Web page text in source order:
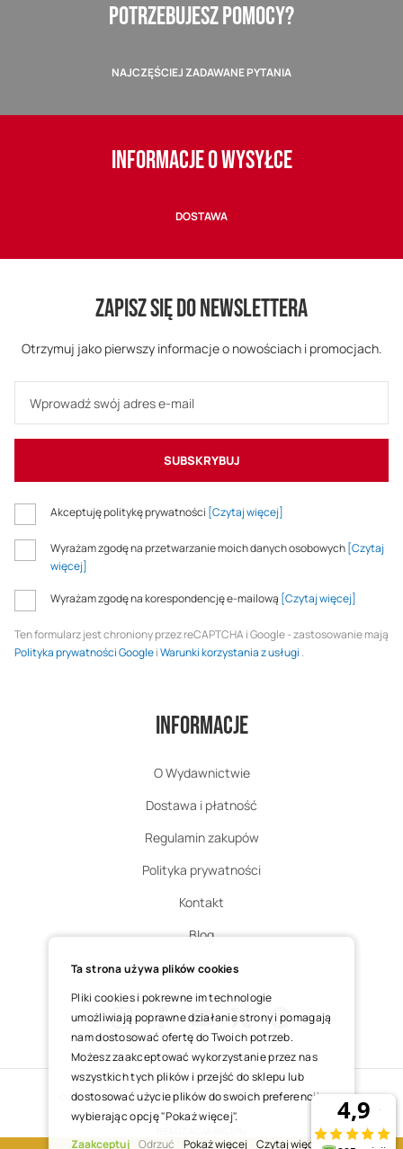
POTRZEBUJESZ POMOCY?
NAJCZĘŚCIEJ ZADAWANE PYTANIA
INFORMACJE O WYSYŁCE
DOSTAWA
ZAPISZ SIĘ DO NEWSLETTERA
Otrzymuj jako pierwszy informacje o nowościach i promocjach.
SUBSKRYBUJ
Akceptuję politykę prywatności [Czytaj więcej]
Wyrażam zgodę na przetwarzanie moich danych osobowych[Czytaj
więcej]
Wyrażam zgodę na korespondencję e-mailową [Czytaj więcej]
Ten formularz jest chroniony przez reCAPTCHA i Google - zastosowanie mają
Polityka prywatności GoogleiWarunki korzystania z usługi .
Informacje
O Wydawnictwie
Dostawa i płatność
Regulamin zakupów
Polityka prywatności
Kontakt
Blog
Zgłoś zwrot
InstagramFacebookYoutube
X Pinterest
COPYRIGHT © 2025 ŚWIĘTY WOJCIECH DOM MEDIALNY SP. Z O.O.
Ta strona używa plików cookies
Pliki cookies i pokrewne im technologie
umożliwiają poprawne działanie strony i pomagają
nam dostosować ofertę do Twoich potrzeb.
Możesz zaakceptować wykorzystanie przez nas
wszystkich tych plików i przejść do sklepu lub
dostosować użycie plików do swoich preferencji,
wybierając opcję "Pokaż więcej".
Zaakceptuj Odrzuć Pokaż więcej Czytaj więcej